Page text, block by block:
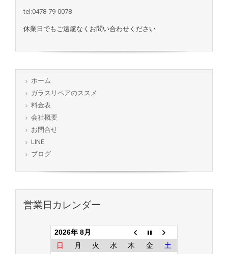
tel:0478-79-0078
休業日でもご遠慮なくお問い合わせください
ホーム
ガラスリペアのススメ
料金表
会社概要
お問合せ
LINE
ブログ
営業日カレンダー
2026年 8月
日
月 火 水 木 金
土